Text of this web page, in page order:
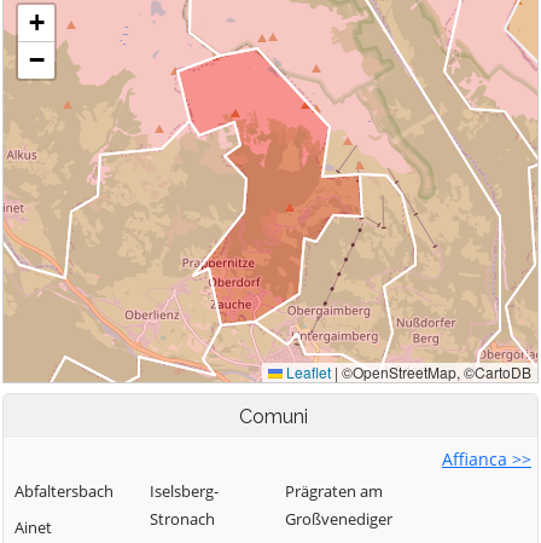
Comuni
Affianca >>
Abfaltersbach
Ainet
Iselsberg-
Stronach
Prägraten am
Großvenediger